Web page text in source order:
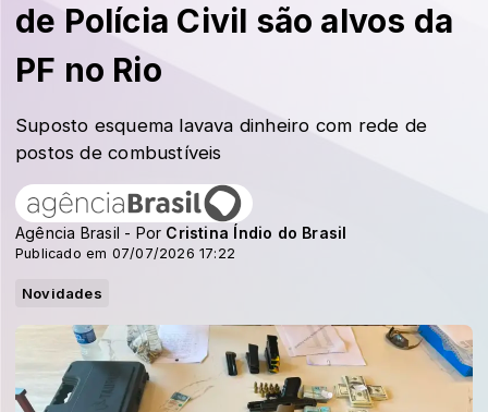
de Polícia Civil são alvos da
PF no Rio
Suposto esquema lavava dinheiro com rede de
postos de combustíveis
Agência Brasil - Por Cristina Índio do Brasil
Publicado em 07/07/2026 17:22
Novidades